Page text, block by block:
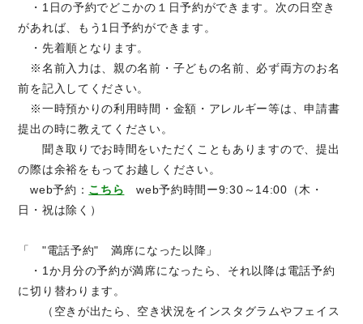
・1日の予約でどこかの１日予約ができます。次の日空き
があれば、もう1日予約ができます。
・先着順となります。
※名前入力は、親の名前・子どもの名前、必ず両方のお名
前を記入してください。
※一時預かりの利用時間・金額・アレルギー等は、申請書
提出の時に教えてください。
聞き取りでお時間をいただくこともありますので、提出
の際は余裕をもってお越しください。
web予約： こちら web予約時間ー9:30～14:00（木・
日・祝は除く）
「 "電話予約" 満席になった以降」
・1か月分の予約が満席になったら、それ以降は電話予約
に切り替わります。
（空きが出たら、空き状況をインスタグラムやフェイス